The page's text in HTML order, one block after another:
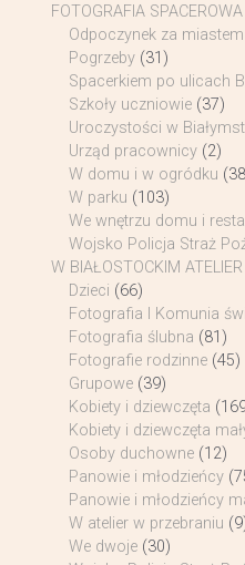
FOTOGRAFIA SPACEROWA
Odpoczynek za miastem
Pogrzeby (31)
Spacerkiem po ulicach
Szkoły uczniowie (37)
Uroczystości w
Urząd pracownicy (2)
W domu i w ogródku
W parku (103)
We wnętrzu domu i
Wojsko Policja Straż
W BIAŁOSTOCKIM
Dzieci (66)
Fotografia I Komunia
Fotografia ślubna (81)
Fotografie rodzinne (45)
Grupowe (39)
Kobiety i dziewczęta
Kobiety i dziewczęta
Osoby duchowne (12)
Panowie i młodzieńcy
Panowie i młodzieńcy
W atelier w przebraniu
We dwoje (30)